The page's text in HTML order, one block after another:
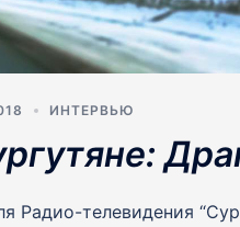
ИНТЕРВЬЮ
Радио-телевидения